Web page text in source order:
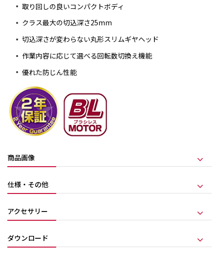
取り回しの良いコンパクトボディ
クラス最大の切込深さ25mm
切込深さが変わらない丸形スリムギヤヘッド
作業内容に応じて選べる回転数切換え機能
優れた防じん性能
商品画像
仕様・その他
アクセサリー
ダウンロード